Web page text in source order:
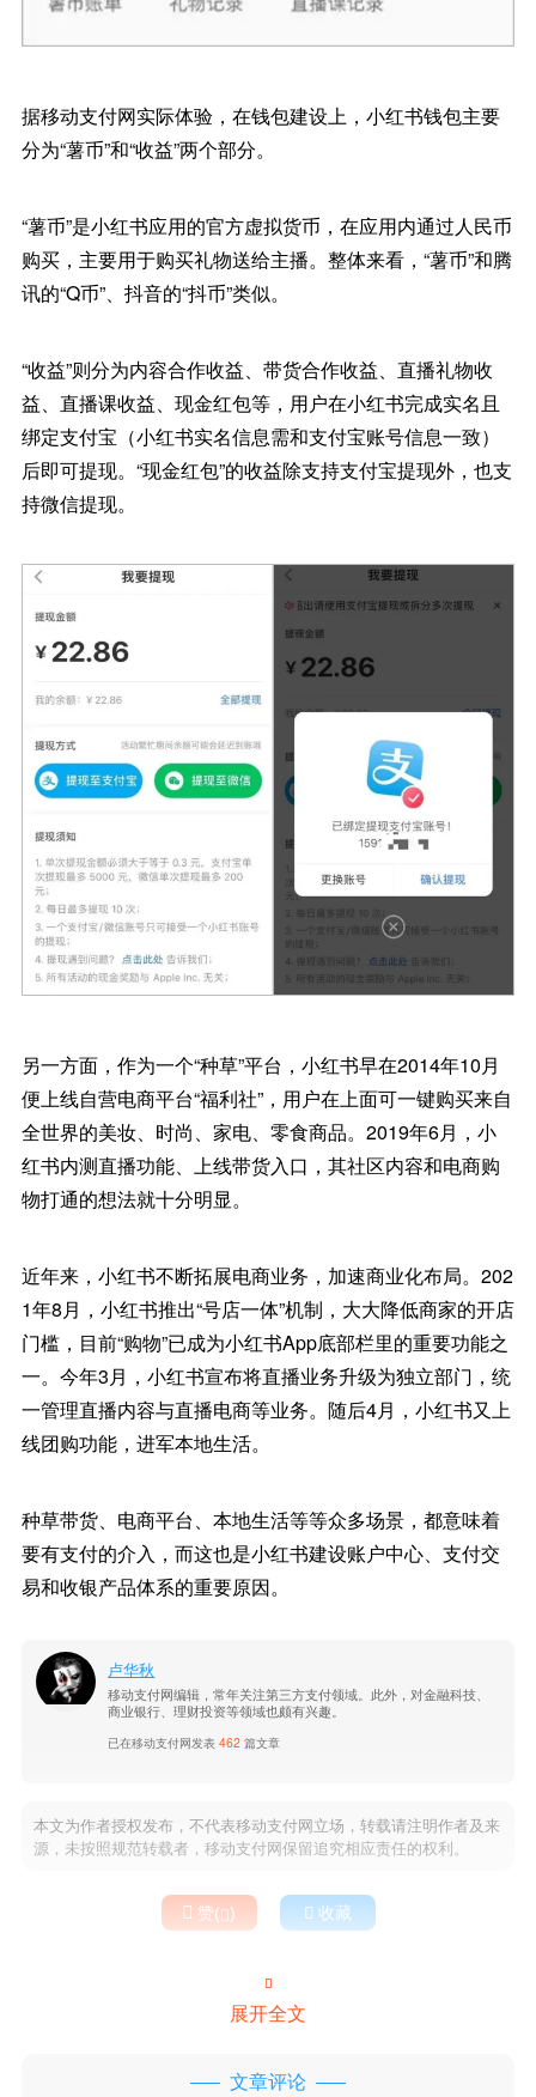
据移动支付网实际体验，在钱包建设上，小红书钱包主要
分为“薯币”和“收益”两个部分。
“薯币”是小红书应用的官方虚拟货币，在应用内通过人民币
购买，主要用于购买礼物送给主播。整体来看，“薯币”和腾
讯的“Q币”、抖音的“抖币”类似。
“收益”则分为内容合作收益、带货合作收益、直播礼物收
益、直播课收益、现金红包等，用户在小红书完成实名且
绑定支付宝（小红书实名信息需和支付宝账号信息一致）
后即可提现。“现金红包”的收益除支持支付宝提现外，也支
持微信提现。
另一方面，作为一个“种草”平台，小红书早在2014年10月
便上线自营电商平台“福利社”，用户在上面可一键购买来自
全世界的美妆、时尚、家电、零食商品。2019年6月，小
红书内测直播功能、上线带货入口，其社区内容和电商购
物打通的想法就十分明显。
近年来，小红书不断拓展电商业务，加速商业化布局。202
1年8月，小红书推出“号店一体”机制，大大降低商家的开店
门槛，目前“购物”已成为小红书App底部栏里的重要功能之
一。今年3月，小红书宣布将直播业务升级为独立部门，统
一管理直播内容与直播电商等业务。随后4月，小红书又上
线团购功能，进军本地生活。
种草带货、电商平台、本地生活等等众多场景，都意味着
要有支付的介入，而这也是小红书建设账户中心、支付交
易和收银产品体系的重要原因。
卢华秋
移动支付网编辑，常年关注第三方支付领域。此外，对金融科技、
商业银行、理财投资等领域也颇有兴趣。
已在移动支付网发表462 篇文章
本文为作者授权发布，不代表移动支付网立场，转载请注明作者及来
源，未按照规范转载者，移动支付网保留追究相应责任的权利。
 赞()  收藏

展开全文
文章评论